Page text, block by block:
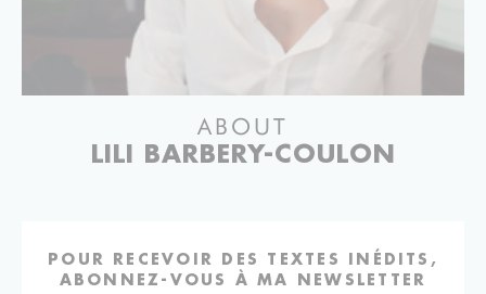
ABOUT
LILI BARBERY-COULON
POUR RECEVOIR DES TEXTES INÉDITS,
ABONNEZ-VOUS À MA NEWSLETTER